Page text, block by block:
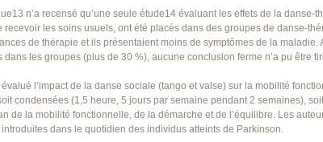
n’a recensé qu’une seule étude14 évaluant les effets de la danse-
les soins usuels, ont été placés dans des groupes de danse-
de thérapie et ils présentaient moins de symptômes de la maladie.
les groupes (plus de 30 %), aucune conclusion ferme n’a pu être
l’impact de la danse sociale (tango et valse) sur la mobilité
condensées (1,5 heure, 5 jours par semaine pendant 2 semaines),
de la mobilité fonctionnelle, de la démarche et de l’équilibre. Les
dans le quotidien des individus atteints de Parkinson.